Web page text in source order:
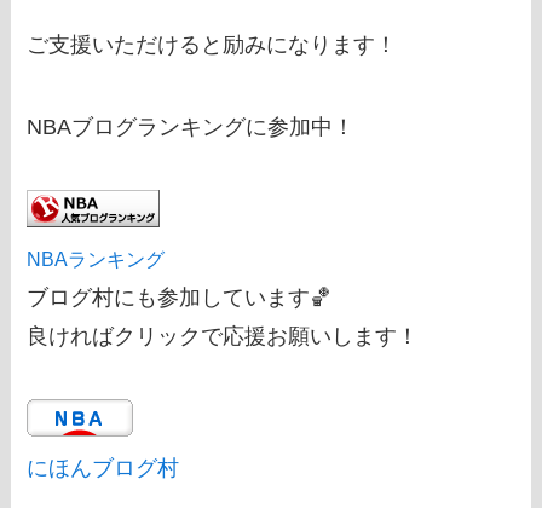
ご支援いただけると励みになります！
NBAブログランキングに参加中！
NBAランキング
ブログ村にも参加しています🏀
良ければクリックで応援お願いします！
にほんブログ村